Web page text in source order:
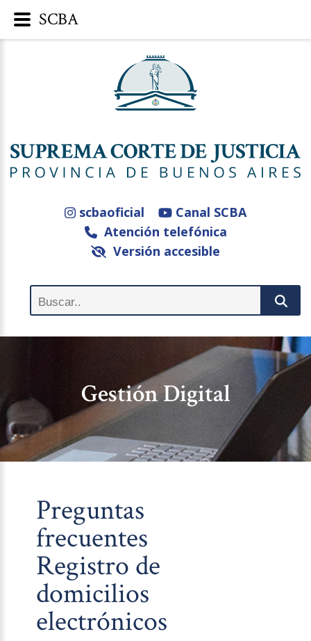
scbaoficial
Canal SCBA
Atención telefónica
Versión accesible
Gestión Digital
Preguntas
frecuentes
Registro de
domicilios
electrónicos
SCBA